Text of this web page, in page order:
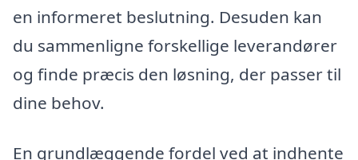
en informeret beslutning. Desuden kan
du sammenligne forskellige leverandører
og finde præcis den løsning, der passer til
dine behov.
En grundlæggende fordel ved at indhente